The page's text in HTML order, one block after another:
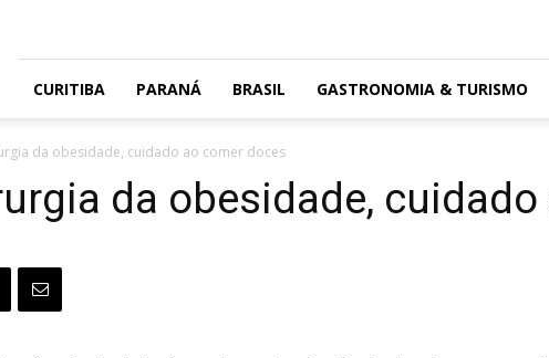
CURITIBA PARANÁ BRASIL GASTRONOMIA & TURISMO
da obesidade, cuidado ao comer doces
da obesidade,